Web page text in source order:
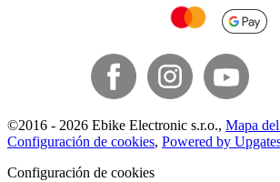
©2016 - 2026 Ebike Electronic s.r.o., Mapa
Configuración de cookies, Powered by
Configuración de cookies